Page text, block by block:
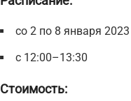
со 2 по 8 января 2023
с 12:00–13:30
Стоимость: